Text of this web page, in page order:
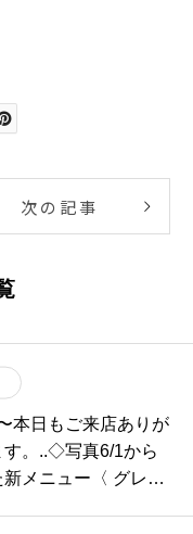
次の記事
本日もご来店ありが
す。..◇写真6/1から
メニュー〈 グレー